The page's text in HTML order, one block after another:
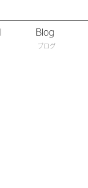
Blog
ブログ